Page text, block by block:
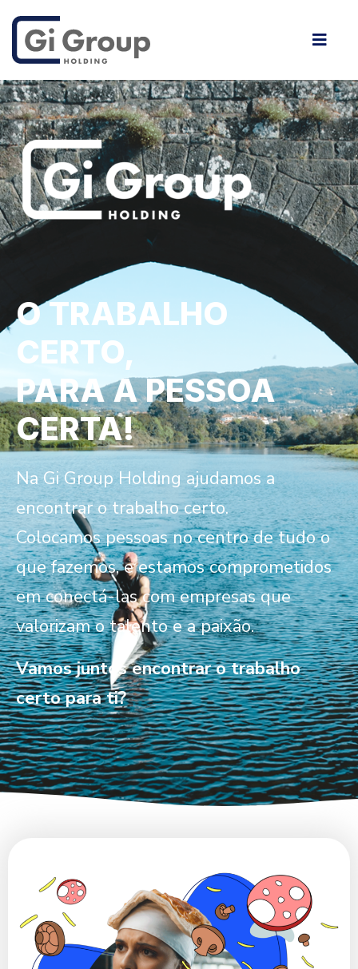
O TRABALHO
CERTO,
PARA A PESSOA
CERTA!
Na Gi Group Holding ajudamos a
encontrar o trabalho certo.
Colocamos pessoas no centro de tudo o
que fazemos, e estamos comprometidos
em conectá-las com empresas que
valorizam o talento e a paixão.
Vamos juntos encontrar o trabalho
certo para ti?